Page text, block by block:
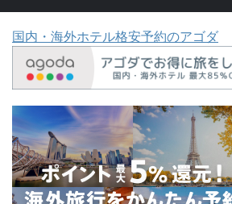
国内・海外ホテル格安予約のアゴダ